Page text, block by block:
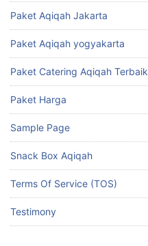
Paket Aqiqah Jakarta
Paket Aqiqah yogyakarta
Paket Catering Aqiqah Terbaik
Paket Harga
Sample Page
Snack Box Aqiqah
Terms Of Service (TOS)
Testimony